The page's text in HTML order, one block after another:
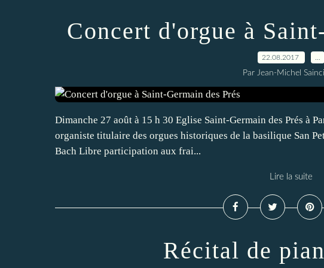
Concert d'orgue à
22.08.2017
Par Jean-Michel
Dimanche 27 août à 15 h 30 Eglise Saint-Germain des Prés à
organiste titulaire des orgues historiques de la basilique San
Bach Libre participation aux frai...
Lire la suite
Récital de